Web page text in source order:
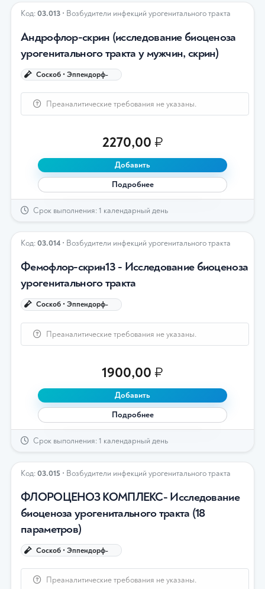
Код:03.013 • Возбудители инфекций урогенитального тракта
Андрофлор-скрин (исследование биоценоза
урогенитального тракта у мужчин, скрин)
Соскоб • Эппендорф-
Преаналитические требования не указаны.
2270,00 ₽
Добавить
Подробнее
Срок выполнения: 1 календарный день
Код:03.014 • Возбудители инфекций урогенитального тракта
Фемофлор-скрин13 - Исследование биоценоза
урогенитального тракта
Соскоб • Эппендорф-
Преаналитические требования не указаны.
1900,00 ₽
Добавить
Подробнее
Срок выполнения: 1 календарный день
Код:03.015 • Возбудители инфекций урогенитального тракта
ФЛОРОЦЕНОЗ КОМПЛЕКС- Исследование
биоценоза урогенитального тракта (18
параметров)
Соскоб • Эппендорф-
Преаналитические требования не указаны.